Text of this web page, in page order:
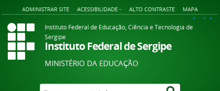
ADMINISTRAR SITE ACESSIBILIDADE - ALTO CONTRASTE MAPA
A+ A A-
Instituto Federal de Educação, Ciência e Tecnologia de
Sergipe
Instituto Federal de Sergipe
MINISTÉRIO DA EDUCAÇÃO